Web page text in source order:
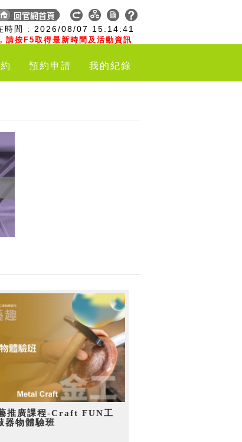
時間 : 2026/08/07 15:14:42
請按F5取得最新時間及活動資訊
預約申請 我的紀錄
推廣課程-Craft FUN工
器物體驗班